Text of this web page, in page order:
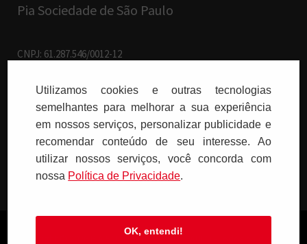
Pia Sociedade de São Paulo
CNPJ: 61.287.546/0012-12
Vila Mariana - São Paulo/SP
Paulus Editora pelo mundo:
Brasil
Copyright © 2026 PIA SOCIEDADE DE SÃO PAULO - Todos os direitos
Utilizamos cookies e outras tecnologias
semelhantes para melhorar a sua experiência
em nossos serviços, personalizar publicidade e
recomendar conteúdo de seu interesse. Ao
utilizar nossos serviços, você concorda com
nossa Polí­tica de Privacidade.
OK, entendi!